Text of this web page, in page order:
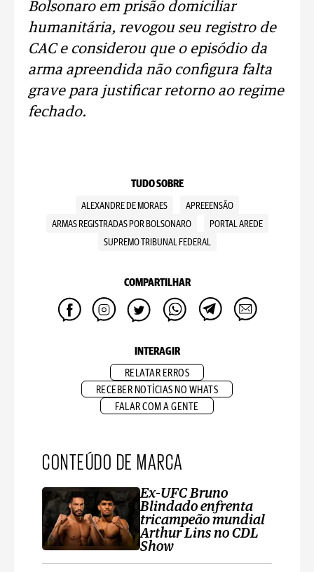
Bolsonaro em prisão domiciliar
humanitária, revogou seu registro de
CAC e considerou que o episódio da
arma apreendida não configura falta
grave para justificar retorno ao regime
fechado.
TUDO SOBRE
ALEXANDRE DE MORAES
APREEENSÃO
ARMAS REGISTRADAS POR BOLSONARO
PORTAL AREDE
SUPREMO TRIBUNAL FEDERAL
COMPARTILHAR
INTERAGIR
RELATAR ERROS
RECEBER NOTÍCIAS NO WHATS
FALAR COM A GENTE
CONTEÚDO DE MARCA
Ex-UFC Bruno
Blindado enfrenta
tricampeão mundial
Arthur Lins no CDL
Show